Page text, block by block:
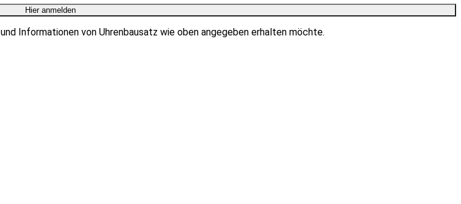
Informationen von Uhrenbausatz wie oben angegeben erhalten möchte.